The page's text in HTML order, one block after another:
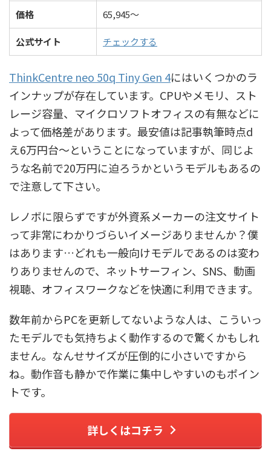
価格 65,945～
公式サイト チェックする
ThinkCentre neo 50q Tiny Gen 4にはいくつかのラ
インナップが存在しています。CPUやメモリ、スト
レージ容量、マイクロソフトオフィスの有無などに
よって価格差があります。最安値は記事執筆時点d
え6万円台～ということになっていますが、同じよ
うな名前で20万円に迫ろうかというモデルもあるの
で注意して下さい。
レノボに限らずですが外資系メーカーの注文サイト
って非常にわかりづらいイメージありませんか？僕
はあります…どれも一般向けモデルであるのは変わ
りありませんので、ネットサーフィン、SNS、動画
視聴、オフィスワークなどを快適に利用できます。
数年前からPCを更新してないような人は、こういっ
たモデルでも気持ちよく動作するので驚くかもしれ
ません。なんせサイズが圧倒的に小さいですから
ね。動作音も静かで作業に集中しやすいのもポイン
トです。
詳しくはコチラ